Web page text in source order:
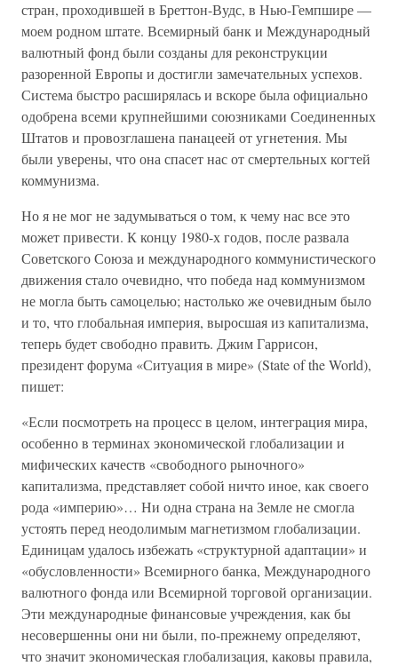
стран, проходившей в Бреттон-Вудс, в Нью-Гемпшире —
моем родном штате. Всемирный банк и Международный
валютный фонд были созданы для реконструкции
разоренной Европы и достигли замечательных успехов.
Система быстро расширялась и вскоре была официально
одобрена всеми крупнейшими союзниками Соединенных
Штатов и провозглашена панацеей от угнетения. Мы
были уверены, что она спасет нас от смертельных когтей
коммунизма.
Но я не мог не задумываться о том, к чему нас все это
может привести. К концу 1980-х годов, после развала
Советского Союза и международного коммунистического
движения стало очевидно, что победа над коммунизмом
не могла быть самоцелью; настолько же очевидным было
и то, что глобальная империя, выросшая из капитализма,
теперь будет свободно править. Джим Гаррисон,
президент форума «Ситуация в мире» (State of the World),
пишет:
«Если посмотреть на процесс в целом, интеграция мира,
особенно в терминах экономической глобализации и
мифических качеств «свободного рыночного»
капитализма, представляет собой ничто иное, как своего
рода «империю»… Ни одна страна на Земле не смогла
устоять перед неодолимым магнетизмом глобализации.
Единицам удалось избежать «структурной адаптации» и
«обусловленности» Всемирного банка, Международного
валютного фонда или Всемирной торговой организации.
Эти международные финансовые учреждения, как бы
несовершенны они ни были, по-прежнему определяют,
что значит экономическая глобализация, каковы правила,